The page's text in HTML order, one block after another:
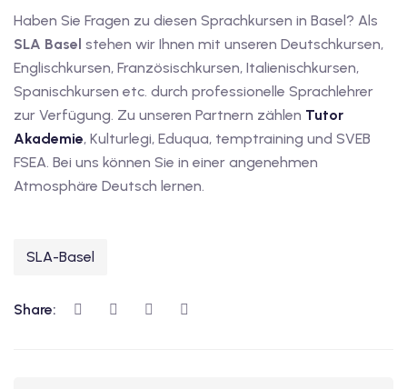
Haben Sie Fragen zu diesen Sprachkursen in Basel? Als
SLA Basel stehen wir Ihnen mit unseren Deutschkursen,
Englischkursen, Französischkursen, Italienischkursen,
Spanischkursen etc. durch professionelle Sprachlehrer
zur Verfügung. Zu unseren Partnern zählen Tutor
Akademie, Kulturlegi, Eduqua, temptraining und SVEB
FSEA. Bei uns können Sie in einer angenehmen
Atmosphäre Deutsch lernen.
SLA-Basel
Share: